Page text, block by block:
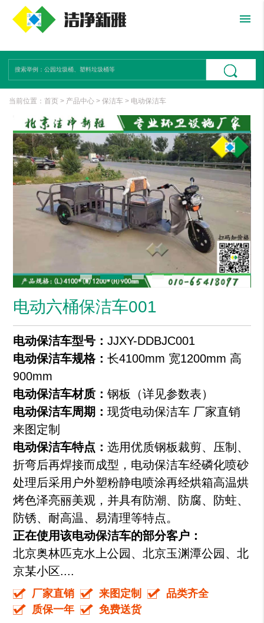
menu
当前位置： 首页> 产品中心> 保洁车> 电动保洁车
电动六桶保洁车001
电动保洁车型号：JJXY-DDBJC001
电动保洁车规格：长4100mm 宽1200mm 高
900mm
电动保洁车材质：钢板（详见参数表）
电动保洁车周期：现货电动保洁车 厂家直销
来图定制
电动保洁车特点：选用优质钢板裁剪、压制、
折弯后再焊接而成型，电动保洁车经磷化喷砂
处理后采用户外塑粉静电喷涂再经烘箱高温烘
烤色泽亮丽美观，并具有防潮、防腐、防蛀、
防锈、耐高温、易清理等特点。
正在使用该电动保洁车的部分客户：
北京奥林匹克水上公园、北京玉渊潭公园、北
京某小区....
厂家直销 来图定制
品类齐全
质保一年
免费送货